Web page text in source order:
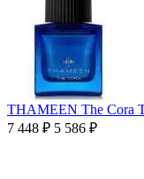
THAMEEN The Cora
7 448 ₽ 5 586 ₽